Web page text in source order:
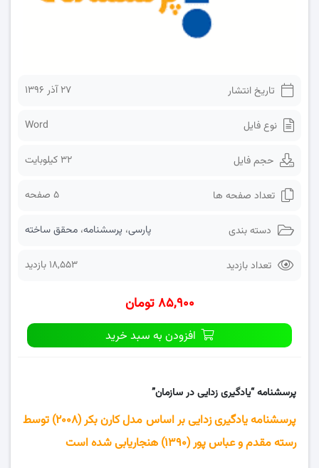
تاریخ انتشار ۲۷ آذر ۱۳۹۶
نوع فایل Word
حجم فایل 32 کیلوبایت
تعداد صفحه ها 5 صفحه
دسته بندی پارسی، پرسشنامه، محقق ساخته
تعداد بازدید 18,553 بازدید
۸۵,۹۰۰ تومان
افزودن به سبد خرید
پرسشنامه “یادگیری زدایی در سازمان”
پرسشنامه یادگیری زدایی بر اساس مدل کارن بکر (۲۰۰۸) توسط
رسته مقدم و عباس پور (۱۳۹۰) هنجاریابی شده است